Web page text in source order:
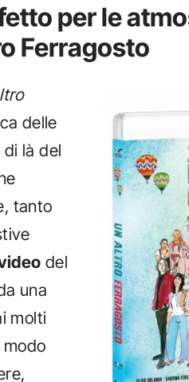
per le
Ferragosto
delle
là del
tanto
del
una
molti